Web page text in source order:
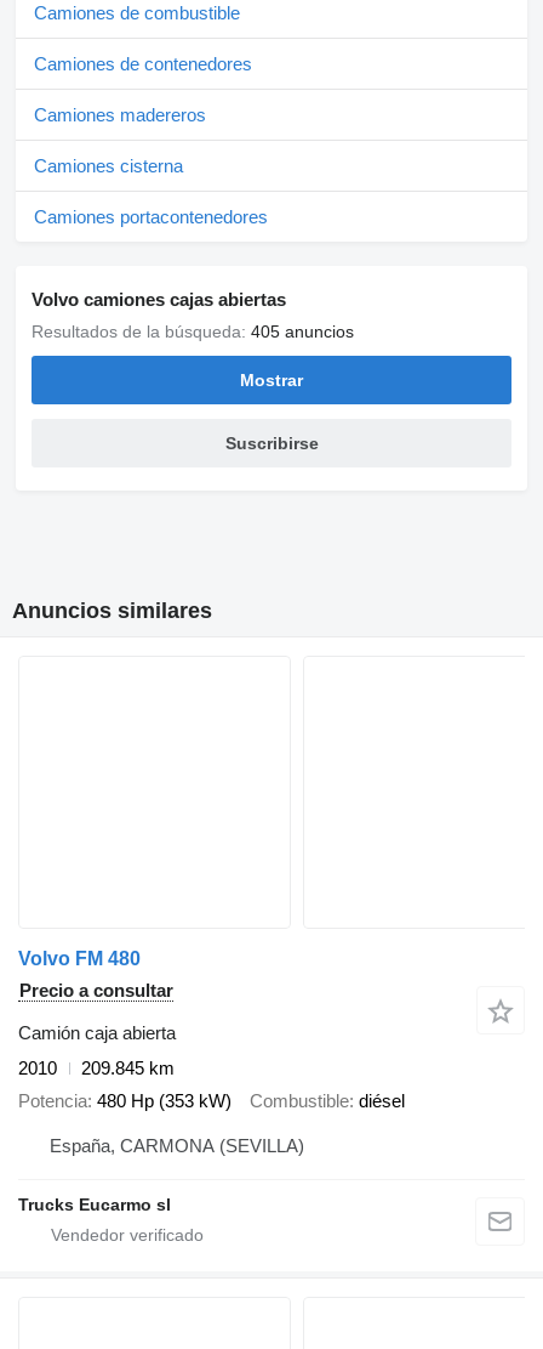
Camiones de combustible
Camiones de contenedores
Camiones madereros
Camiones cisterna
Camiones portacontenedores
Volvo camiones cajas abiertas
Resultados de la búsqueda: 405 anuncios
Mostrar
Suscribirse
Anuncios similares
Volvo FM 480
Precio a consultar
Camión caja abierta
2010
209.845 km
Potencia 480 Hp (353 kW) Combustible diésel
España, CARMONA (SEVILLA)
Trucks Eucarmo sl